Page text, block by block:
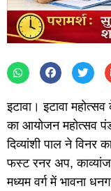
इटावा। इटावा
का आयोजन महोत्सव
दिव्यांशी पाल ने विनर
फस्ट रनर अप,
मध्यम वर्ग में भावना